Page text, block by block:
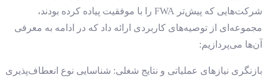
شرکت‌هایی که پیش‌تر FWA را با موفقیت پیاده کرده بودند،
مجموعه‌ای از توصیه‌های کاربردی ارائه داد که در ادامه به معرفی
آن‌ها می‌پردازیم:
بازنگری نیازهای عملیاتی و نتایج شغلی: شناسایی نوع انعطاف‌پذیری